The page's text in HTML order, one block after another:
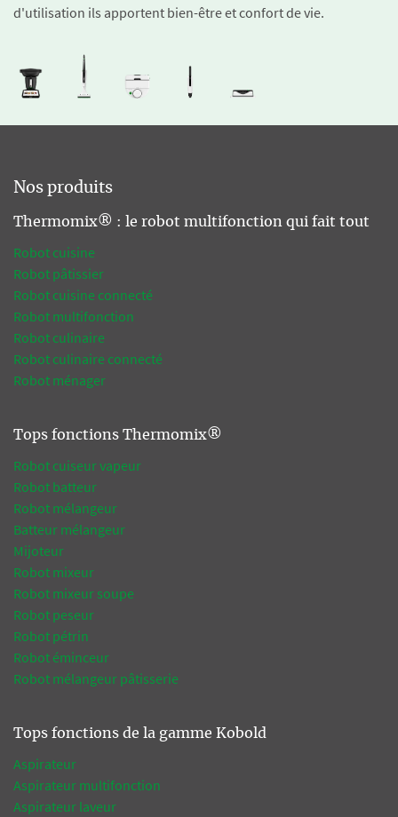
d'utilisation ils apportent bien-être et confort de vie.
Nos produits
Thermomix® : le robot multifonction qui fait tout
Robot cuisine
Robot pâtissier
Robot cuisine connecté
Robot multifonction
Robot culinaire
Robot culinaire connecté
Robot ménager
Tops fonctions Thermomix®
Robot cuiseur vapeur
Robot batteur
Robot mélangeur
Batteur mélangeur
Mijoteur
Robot mixeur
Robot mixeur soupe
Robot peseur
Robot pétrin
Robot éminceur
Robot mélangeur pâtisserie
Tops fonctions de la gamme Kobold
Aspirateur
Aspirateur multifonction
Aspirateur laveur